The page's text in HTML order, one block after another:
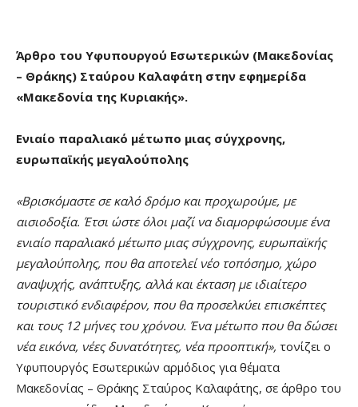
Άρθρο του Υφυπουργού Εσωτερικών (Μακεδονίας
– Θράκης) Σταύρου Καλαφάτη στην εφημερίδα
«Μακεδονία της Κυριακής».
Ενιαίο παραλιακό μέτωπο μιας σύγχρονης,
ευρωπαϊκής μεγαλούπολης
«Βρισκόμαστε σε καλό δρόμο και προχωρούμε, με
αισιοδοξία. Έτσι ώστε όλοι μαζί να διαμορφώσουμε ένα
ενιαίο παραλιακό μέτωπο μιας σύγχρονης, ευρωπαϊκής
μεγαλούπολης, που θα αποτελεί νέο τοπόσημο, χώρο
αναψυχής, ανάπτυξης, αλλά και έκταση με ιδιαίτερο
τουριστικό ενδιαφέρον, που θα προσελκύει επισκέπτες
και τους 12 μήνες του χρόνου. Ένα μέτωπο που θα δώσει
νέα εικόνα, νέες δυνατότητες, νέα προοπτική», τονίζει ο
Υφυπουργός Εσωτερικών αρμόδιος για θέματα
Μακεδονίας – Θράκης Σταύρος Καλαφάτης, σε άρθρο του